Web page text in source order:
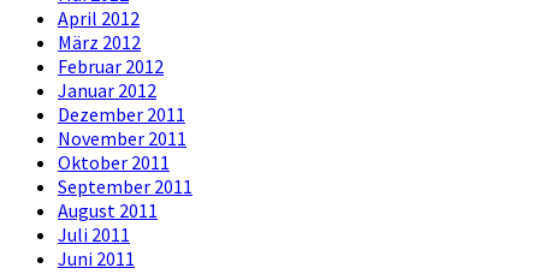
April 2012
März 2012
Februar 2012
Januar 2012
Dezember 2011
November 2011
Oktober 2011
September 2011
August 2011
Juli 2011
Juni 2011